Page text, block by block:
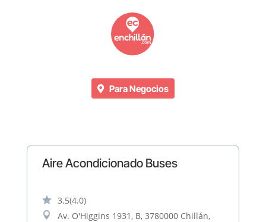
Para Negocios
Aire Acondicionado Buses
 3.5(4.0)

Av. O'Higgins 1931, B, 3780000 Chillán,